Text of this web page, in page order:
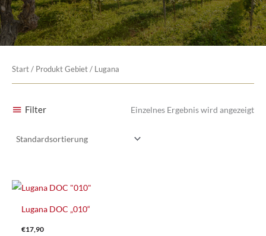
Start / Produkt Gebiet / Lugana
Filter Einzelnes Ergebnis wird angezeigt
Lugana DOC „010“
€17,90